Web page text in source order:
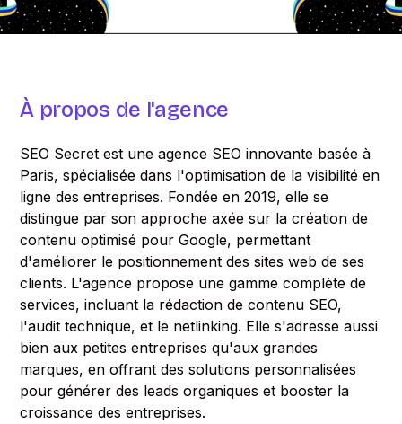
À propos de l'agence
SEO Secret est une agence SEO innovante basée à
Paris, spécialisée dans l'optimisation de la visibilité en
ligne des entreprises. Fondée en 2019, elle se
distingue par son approche axée sur la création de
contenu optimisé pour Google, permettant
d'améliorer le positionnement des sites web de ses
clients. L'agence propose une gamme complète de
services, incluant la rédaction de contenu SEO,
l'audit technique, et le netlinking. Elle s'adresse aussi
bien aux petites entreprises qu'aux grandes
marques, en offrant des solutions personnalisées
pour générer des leads organiques et booster la
croissance des entreprises.